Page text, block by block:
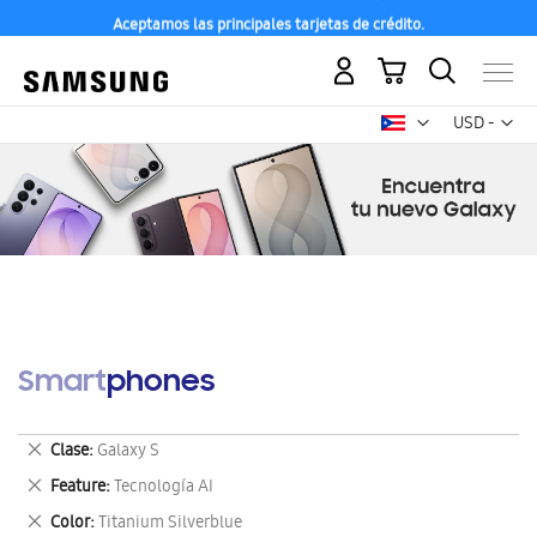
Aceptamos las principales tarjetas de crédito.
USD -
dólar
Mi carrito
Smartphones
Clase Galaxy S
Eliminar
este
artículo
Feature Tecnología AI
Eliminar
este
Color Titanium Silverblue
Eliminar